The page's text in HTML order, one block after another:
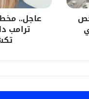
شخص
تفاصيل
مثيرةعاجل..
ترامب